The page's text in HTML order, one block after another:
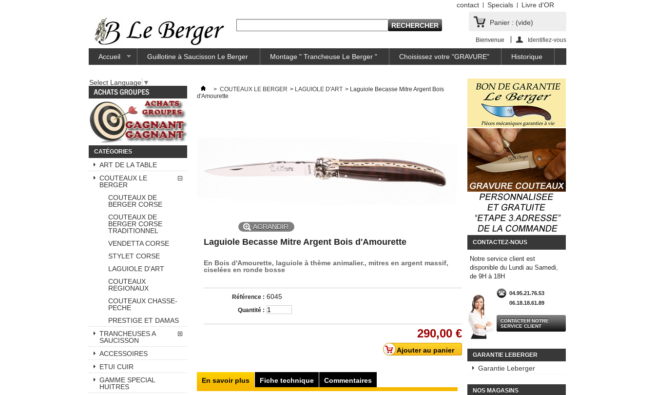
contact Specials Livre d'OR
Panier : (vide)
Bienvenue Identifiez-vous
Accueil Guillotine à Saucisson Le Berger Montage " Trancheuse Le Berger " Choisissez votre "GRAVURE" Historique
Select Language ▼
CATÉGORIES
ART DE LA TABLE
COUTEAUX LE
BERGER
COUTEAUX DE
BERGER CORSE
COUTEAUX DE
BERGER CORSE
TRADITIONNEL
VENDETTA CORSE
STYLET CORSE
LAGUIOLE D'ART
COUTEAUX
REGIONAUX
COUTEAUX CHASSE-
PECHE
PRESTIGE ET DAMAS
TRANCHEUSES A
SAUCISSON
ACCESSOIRES
ETUI CUIR
GAMME SPECIAL
HUITRES
> COUTEAUX LE BERGER > LAGUIOLE D'ART > Laguiole Becasse Mitre Argent Bois
d'Amourette
AGRANDIR
Laguiole Becasse Mitre Argent Bois d'Amourette
En Bois d'Amourette, laguiole à thème animalier., mitres en argent massif,
ciselées en ronde bosse
Référence : 6045
Quantité :
290,00 €
En savoir plus Fiche technique Commentaires
CONTACTEZ-NOUS
Notre service client est
disponible du Lundi au Samedi,
de 9H à 18H
04.95.21.76.53
06.18.18.61.89
CONTACTER NOTRE
SERVICE CLIENT
GARANTIE LEBERGER
Garantie Leberger
NOS MAGASINS